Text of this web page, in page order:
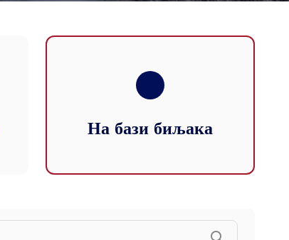
На бази биљака